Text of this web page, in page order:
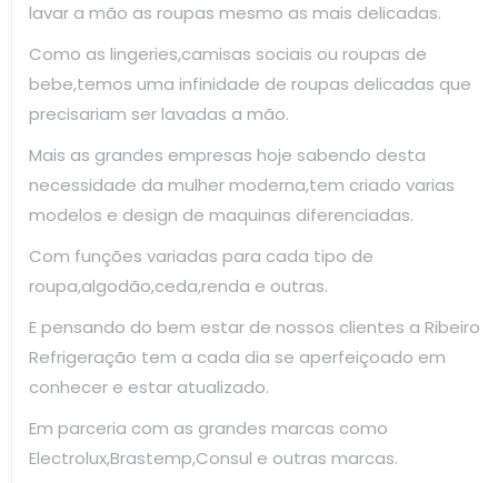
lavar a mão as roupas mesmo as mais delicadas.
Como as lingeries,camisas sociais ou roupas de
bebe,temos uma infinidade de roupas delicadas que
precisariam ser lavadas a mão.
Mais as grandes empresas hoje sabendo desta
necessidade da mulher moderna,tem criado varias
modelos e design de maquinas diferenciadas.
Com funções variadas para cada tipo de
roupa,algodão,ceda,renda e outras.
E pensando do bem estar de nossos clientes a Ribeiro
Refrigeração tem a cada dia se aperfeiçoado em
conhecer e estar atualizado.
Em parceria com as grandes marcas como
Electrolux,Brastemp,Consul e outras marcas.